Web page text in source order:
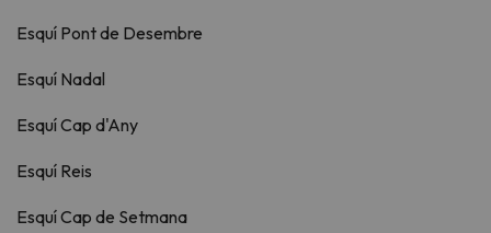
Esquí Pont de Desembre
Esquí Nadal
Esquí Cap d'Any
Esquí Reis
Esquí Cap de Setmana